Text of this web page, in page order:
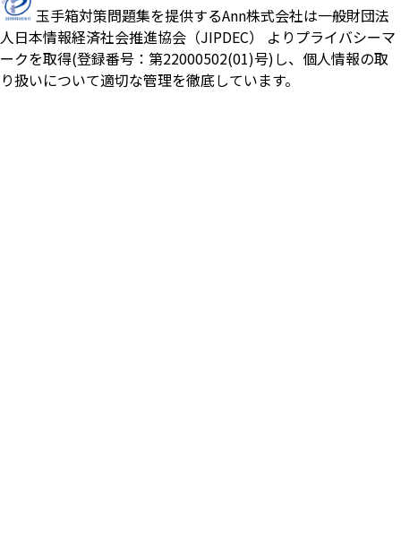
玉手箱対策問題集を提供するAnn株式会社は一般財団法
人日本情報経済社会推進協会（JIPDEC） よりプライバシーマ
ークを取得(登録番号：第22000502(01)号)し、個人情報の取
り扱いについて適切な管理を徹底しています。